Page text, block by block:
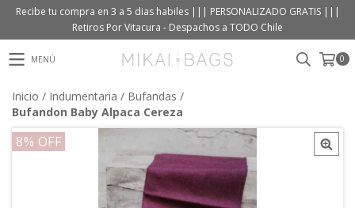
Recibe tu compra en 3 a 5 dias habiles ||| PERSONALIZADO GRATIS |||
Retiros Por Vitacura - Despachos a TODO Chile
MENÚ 0
Inicio / Indumentaria / Bufandas /
Bufandon Baby Alpaca Cereza
8% OFF